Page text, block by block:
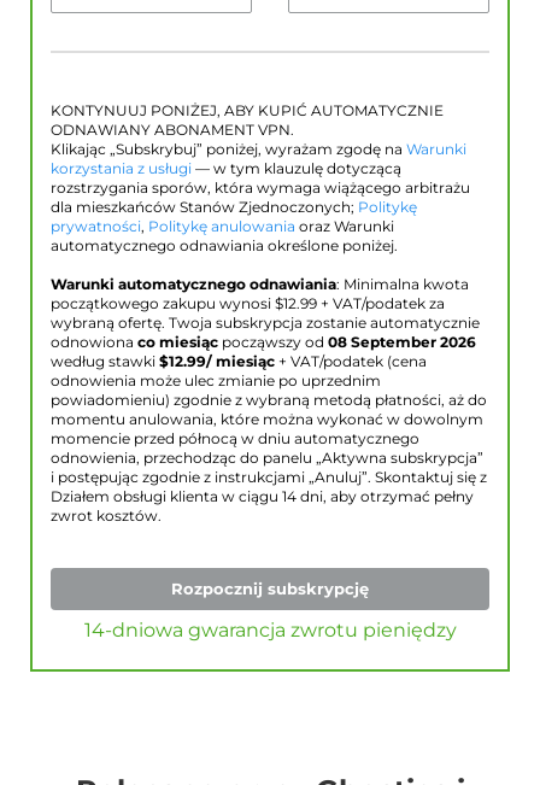
KONTYNUUJ PONIŻEJ, ABY KUPIĆ AUTOMATYCZNIE
ODNAWIANY ABONAMENT VPN.
Klikając „Subskrybuj” poniżej, wyrażam zgodę na Warunki
korzystania z usługi — w tym klauzulę dotyczącą
rozstrzygania sporów, która wymaga wiążącego arbitrażu
dla mieszkańców Stanów Zjednoczonych; Politykę
prywatności, Politykę anulowania oraz Warunki
automatycznego odnawiania określone poniżej.
Warunki automatycznego odnawiania: Minimalna kwota
początkowego zakupu wynosi $12.99 + VAT/podatek za
wybraną ofertę. Twoja subskrypcja zostanie automatycznie
odnowiona co miesiąc począwszy od 08 September 2026
według stawki $12.99/ miesiąc + VAT/podatek (cena
odnowienia może ulec zmianie po uprzednim
powiadomieniu) zgodnie z wybraną metodą płatności, aż do
momentu anulowania, które można wykonać w dowolnym
momencie przed północą w dniu automatycznego
odnowienia, przechodząc do panelu „Aktywna subskrypcja”
i postępując zgodnie z instrukcjami „Anuluj”. Skontaktuj się z
Działem obsługi klienta w ciągu 14 dni, aby otrzymać pełny
zwrot kosztów.
Rozpocznij subskrypcję
14-dniowa gwarancja zwrotu pieniędzy